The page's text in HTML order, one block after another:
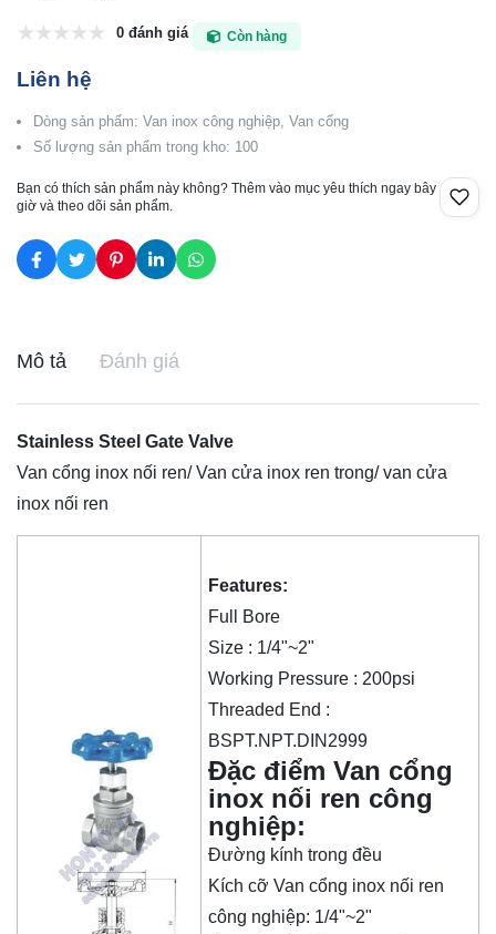
0 đánh giá Còn hàng
Liên hệ
Dòng sản phẩm: Van inox công nghiệp, Van cổng
Số lượng sản phẩm trong kho: 100
Bạn có thích sản phẩm này không? Thêm vào mục yêu thích ngay bây
giờ và theo dõi sản phẩm.
Mô tả Đánh giá
Stainless Steel Gate Valve
Van cổng inox nối ren/ Van cửa inox ren trong/ van cửa
inox nối ren
Features:
Full Bore
Size : 1/4"~2"
Working Pressure : 200psi
Threaded End :
BSPT.NPT.DIN2999
Đặc điểm Van cổng
inox nối ren công
nghiệp:
Đường kính trong đều
Kích cỡ Van cổng inox nối ren
công nghiệp: 1/4"~2"